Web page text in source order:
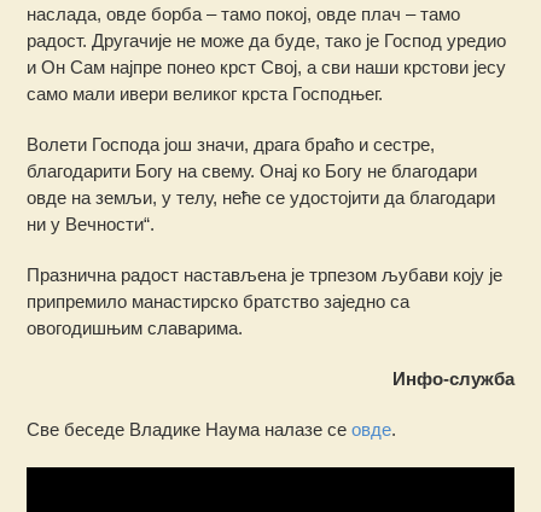
наслада, овде борба – тамо покој, овде плач – тамо
радост. Другачије не може да буде, тако је Господ уредиo
и Он Сам најпре понео крст Свој, а сви наши крстови јесу
само мали ивери великог крста Господњег.
Волети Господа још значи, драга браћо и сестре,
благодарити Богу на свему. Онај ко Богу не благодари
овде на земљи, у телу, неће се удостојити да благодари
ни у Вечности“.
Празнична радост настављена је трпезом љубави коју је
припремило манастирско братство заједно са
овогодишњим славарима.
Инфо-служба
Све беседе Владике Наума налазе сеовде.